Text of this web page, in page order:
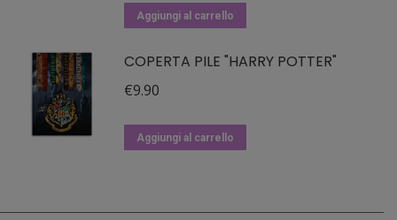
Aggiungi al carrello
COPERTA PILE "HARRY POTTER"
€9.90
Aggiungi al carrello